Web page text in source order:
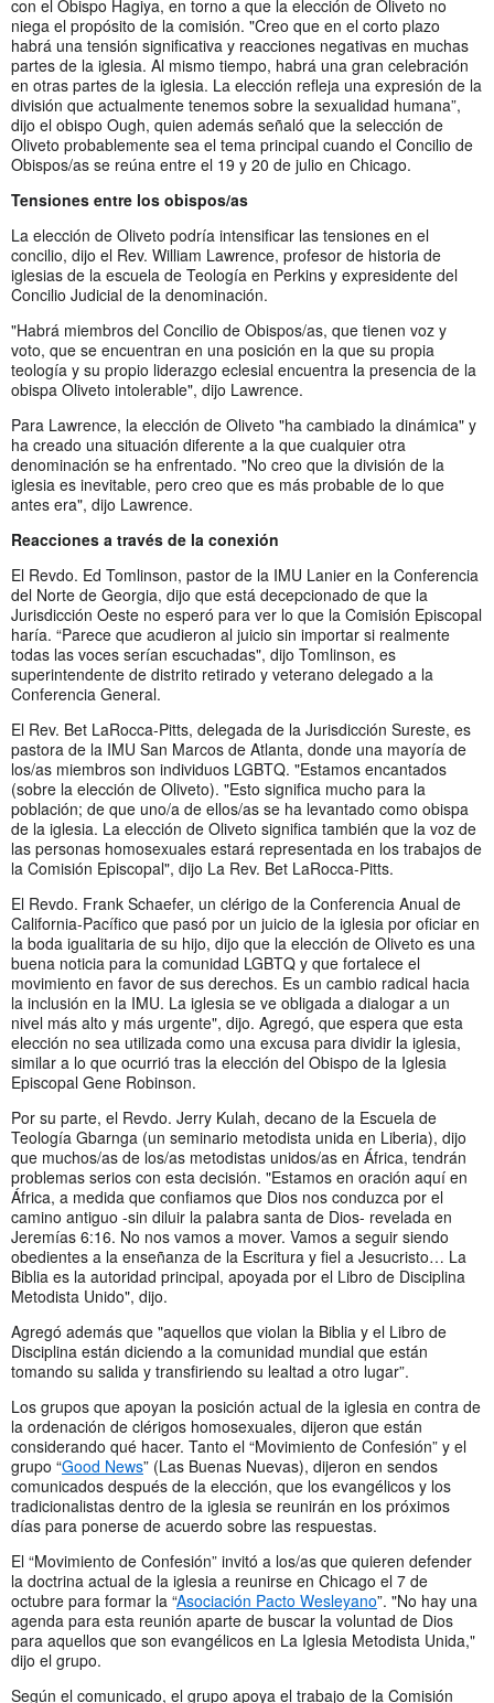
con el Obispo Hagiya, en torno a que la elección de Oliveto no
niega el propósito de la comisión. "Creo que en el corto plazo
habrá una tensión significativa y reacciones negativas en muchas
partes de la iglesia. Al mismo tiempo, habrá una gran celebración
en otras partes de la iglesia. La elección refleja una expresión de la
división que actualmente tenemos sobre la sexualidad humana”,
dijo el obispo Ough, quien además señaló que la selección de
Oliveto probablemente sea el tema principal cuando el Concilio de
Obispos/as se reúna entre el 19 y 20 de julio en Chicago.
Tensiones entre los obispos/as
La elección de Oliveto podría intensificar las tensiones en el
concilio, dijo el Rev. William Lawrence, profesor de historia de
iglesias de la escuela de Teología en Perkins y expresidente del
Concilio Judicial de la denominación.
"Habrá miembros del Concilio de Obispos/as, que tienen voz y
voto, que se encuentran en una posición en la que su propia
teología y su propio liderazgo eclesial encuentra la presencia de la
obispa Oliveto intolerable", dijo Lawrence.
Para Lawrence, la elección de Oliveto "ha cambiado la dinámica" y
ha creado una situación diferente a la que cualquier otra
denominación se ha enfrentado. "No creo que la división de la
iglesia es inevitable, pero creo que es más probable de lo que
antes era", dijo Lawrence.
Reacciones a través de la conexión
El Revdo. Ed Tomlinson, pastor de la IMU Lanier en la Conferencia
del Norte de Georgia, dijo que está decepcionado de que la
Jurisdicción Oeste no esperó para ver lo que la Comisión Episcopal
haría. “Parece que acudieron al juicio sin importar si realmente
todas las voces serían escuchadas", dijo Tomlinson, es
superintendente de distrito retirado y veterano delegado a la
Conferencia General.
El Rev. Bet LaRocca-Pitts, delegada de la Jurisdicción Sureste, es
pastora de la IMU San Marcos de Atlanta, donde una mayoría de
los/as miembros son individuos LGBTQ. "Estamos encantados
(sobre la elección de Oliveto). "Esto significa mucho para la
población; de que uno/a de ellos/as se ha levantado como obispa
de la iglesia. La elección de Oliveto significa también que la voz de
las personas homosexuales estará representada en los trabajos de
la Comisión Episcopal", dijo La Rev. Bet LaRocca-Pitts.
El Revdo. Frank Schaefer, un clérigo de la Conferencia Anual de
California-Pacífico que pasó por un juicio de la iglesia por oficiar en
la boda igualitaria de su hijo, dijo que la elección de Oliveto es una
buena noticia para la comunidad LGBTQ y que fortalece el
movimiento en favor de sus derechos. Es un cambio radical hacia
la inclusión en la IMU. La iglesia se ve obligada a dialogar a un
nivel más alto y más urgente", dijo. Agregó, que espera que esta
elección no sea utilizada como una excusa para dividir la iglesia,
similar a lo que ocurrió tras la elección del Obispo de la Iglesia
Episcopal Gene Robinson.
Por su parte, el Revdo. Jerry Kulah, decano de la Escuela de
Teología Gbarnga (un seminario metodista unida en Liberia), dijo
que muchos/as de los/as metodistas unidos/as en África, tendrán
problemas serios con esta decisión. "Estamos en oración aquí en
África, a medida que confiamos que Dios nos conduzca por el
camino antiguo -sin diluir la palabra santa de Dios- revelada en
Jeremías 6:16. No nos vamos a mover. Vamos a seguir siendo
obedientes a la enseñanza de la Escritura y fiel a Jesucristo… La
Biblia es la autoridad principal, apoyada por el Libro de Disciplina
Metodista Unido", dijo.
Agregó además que "aquellos que violan la Biblia y el Libro de
Disciplina están diciendo a la comunidad mundial que están
tomando su salida y transfiriendo su lealtad a otro lugar”.
Los grupos que apoyan la posición actual de la iglesia en contra de
la ordenación de clérigos homosexuales, dijeron que están
considerando qué hacer. Tanto el “Movimiento de Confesión” y el
grupo “Good News” (Las Buenas Nuevas), dijeron en sendos
comunicados después de la elección, que los evangélicos y los
tradicionalistas dentro de la iglesia se reunirán en los próximos
días para ponerse de acuerdo sobre las respuestas.
El “Movimiento de Confesión” invitó a los/as que quieren defender
la doctrina actual de la iglesia a reunirse en Chicago el 7 de
octubre para formar la “Asociación Pacto Wesleyano”. "No hay una
agenda para esta reunión aparte de buscar la voluntad de Dios
para aquellos que son evangélicos en La Iglesia Metodista Unida,"
dijo el grupo.
Según el comunicado, el grupo apoya el trabajo de la Comisión